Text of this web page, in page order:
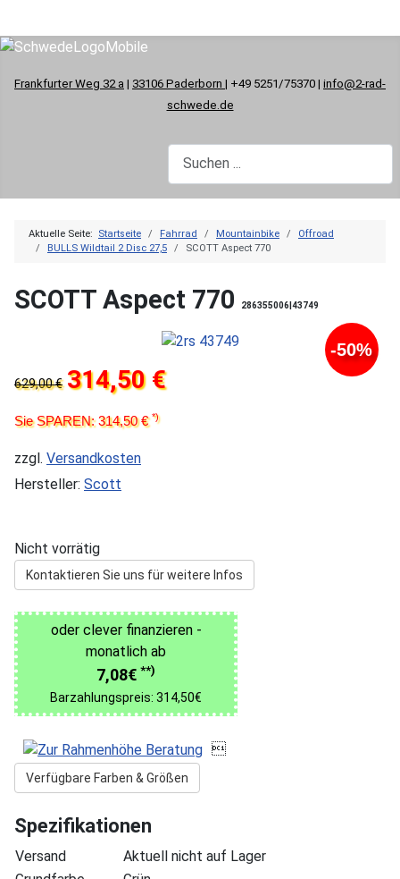
Frankfurter Weg 32 a | 33106 Paderborn | +49 5251/75370 | info@2-rad-
schwede.de
Aktuelle Seite: Startseite Fahrrad Mountainbike
Offroad
BULLS Wildtail 2 Disc 27,5
SCOTT Aspect 770
SCOTT Aspect 770 286355006|43749
-50%
629,00 € 314,50 €
Sie SPAREN: 314,50 €*)
zzgl. Versandkosten
Hersteller: Scott
Nicht vorrätig
Kontaktieren Sie uns für weitere Infos
oder clever finanzieren -
monatlich ab
7,08€ **)
Barzahlungspreis: 314,50€

Verfügbare Farben & Größen
Spezifikationen
Versand
Aktuell nicht auf Lager